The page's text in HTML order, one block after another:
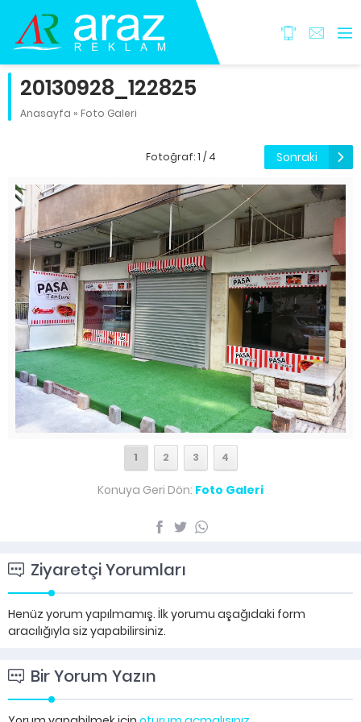
20130928_122825
Anasayfa » Foto Galeri
Fotoğraf: 1 / 4 Sonraki
1 2 3 4
Konuya Geri Dön: Foto Galeri
Ziyaretçi Yorumları
Henüz yorum yapılmamış. İlk yorumu aşağıdaki form
aracılığıyla siz yapabilirsiniz.
Bir Yorum Yazın